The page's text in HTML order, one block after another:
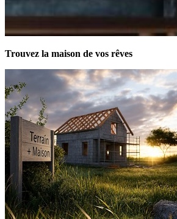
Trouvez la maison de vos rêves